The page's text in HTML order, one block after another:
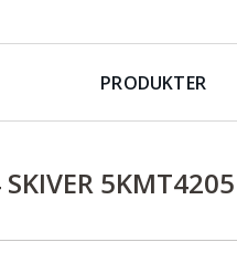
PRODUKTER
5KMT4205